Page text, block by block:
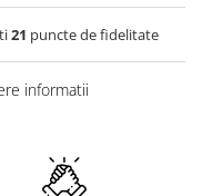
21 puncte de fidelitate
informatii